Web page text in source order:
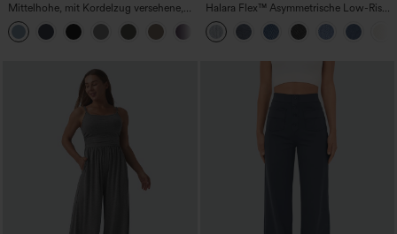
Mittelhohe, mit Kordelzug versehene,
schnelltrocknende Golfhose mit schmal
zulaufendem Schnitt, abgerundetem
Saum und Taschen – UPF 40+
+2
Halara Flex™ Asymmetrische Low-Rise-
Jeans mit Reißverschlusstaschen,
Baggy-Stil, weitem Bein, gewaschen,
lässig